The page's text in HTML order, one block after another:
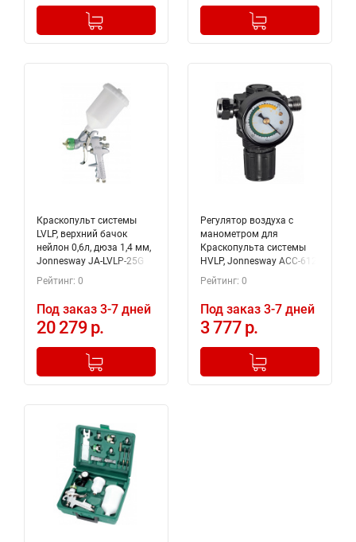
+
Добавлено в корзину +
Добавлено в корзину
Краскопульт системы
LVLP, верхний бачок
нейлон 0,6л, дюза 1,4 мм,
Jonnesway JA-LVLP-25G
Рейтинг: 0
Под заказ 3-7 дней
20 279 р.
+
Добавлено в корзину
Регулятор воздуха с
манометром для
Краскопульта системы
HVLP, Jonnesway ACC-612
(ACC-608)
Рейтинг: 0
Под заказ 3-7 дней
3 777 р.
+
Добавлено в корзину